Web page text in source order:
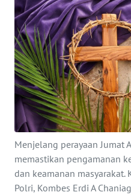
Menjelang perayaan Jumat
memastikan pengamanan
dan keamanan masyarakat.
Polri, Kombes Erdi A
EKUIN
SAINS-TEKNO
KESEHATAN
INTERNASIONAL
SERBA-SERBI
PENDIDIKAN